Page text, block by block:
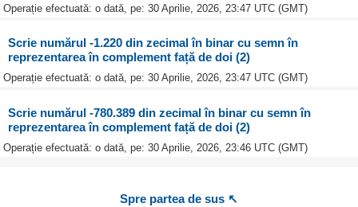
Operație efectuată: o dată, pe: 30 Aprilie, 2026, 23:47 UTC (GMT)
Scrie numărul -1.220 din zecimal în binar cu semn în
reprezentarea în complement față de doi (2)
Operație efectuată: o dată, pe: 30 Aprilie, 2026, 23:47 UTC (GMT)
Scrie numărul -780.389 din zecimal în binar cu semn în
reprezentarea în complement față de doi (2)
Operație efectuată: o dată, pe: 30 Aprilie, 2026, 23:46 UTC (GMT)
Spre partea de sus ↖